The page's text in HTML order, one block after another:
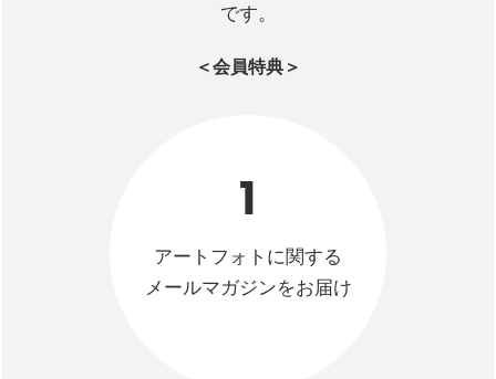
です。
＜会員特典＞
1
アートフォトに関する
メールマガジンをお届け